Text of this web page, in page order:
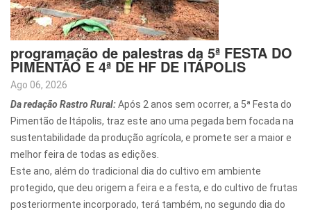
programação de palestras da 5ª FESTA DO
PIMENTÃO E 4ª DE HF DE ITÁPOLIS
Ago 06, 2026
Da redação Rastro Rural:Após 2 anos sem ocorrer, a 5ª Festa do
Pimentão de Itápolis, traz este ano uma pegada bem focada na
sustentabilidade da produção agrícola, e promete ser a maior e
melhor feira de todas as edições.
Este ano, além do tradicional dia do cultivo em ambiente
protegido, que deu origem a feira e a festa, e do cultivo de frutas
posteriormente incorporado, terá também, no segundo dia do